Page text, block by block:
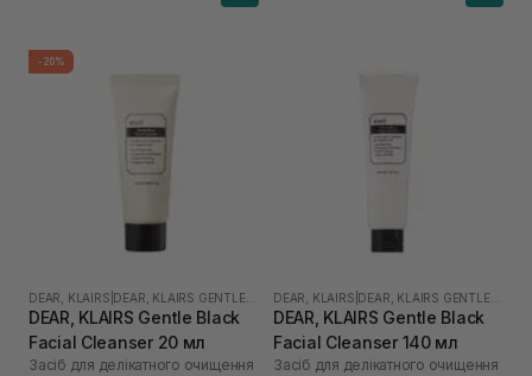
-20%
DEAR, KLAIRS
DEAR, KLAIRS Gentle Black
Facial Cleanser 20 мл
Засіб для делікатного очищення
DEAR, KLAIRS
DEAR, KLAIRS Gentle Black
Facial Cleanser 140 мл
Засіб для делікатного очищення